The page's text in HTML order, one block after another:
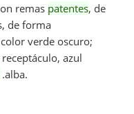
remas patentes, de
de forma
verde oscuro;
azul
.alba.